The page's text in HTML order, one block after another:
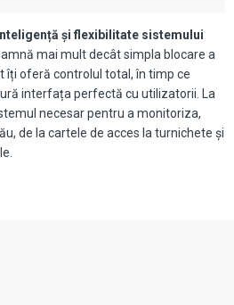
și flexibilitate sistemului
mai mult decât simpla blocare a
îți oferă controlul total, în timp ce
interfața perfectă cu utilizatorii. La
necesar pentru a monitoriza,
de la cartele de acces la turnichete și